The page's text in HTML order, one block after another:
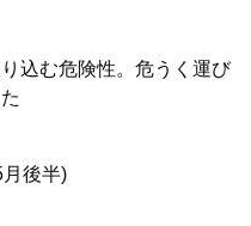
込む危険性。危うく運び
後半)